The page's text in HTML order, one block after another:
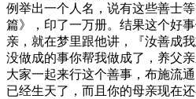
例举出一个人名，说有这些善士
篇》，印了一万册。结果这个好
亲，就在梦里跟他讲，『汝善成
没做成的事你帮我做成了，养父
大家一起来行这个善事，布施流
已经生天了，而且你的母亲现在